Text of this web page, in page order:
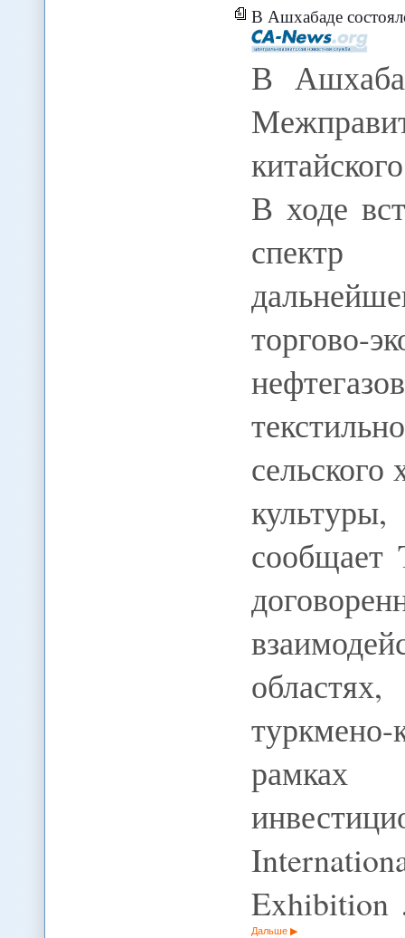
В Ашхабаде состоялось
В
В ходе
спектр
сельского
сообщает
Дальше